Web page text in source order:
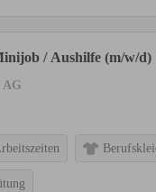
/ Aushilfe (m/w/d)
AG